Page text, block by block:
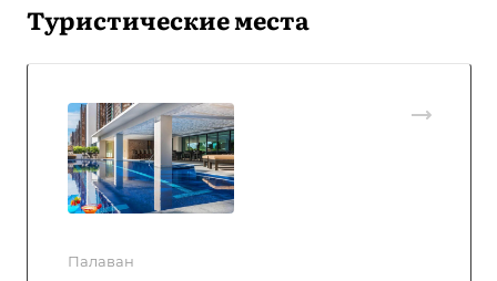
Туристические места
Палаван